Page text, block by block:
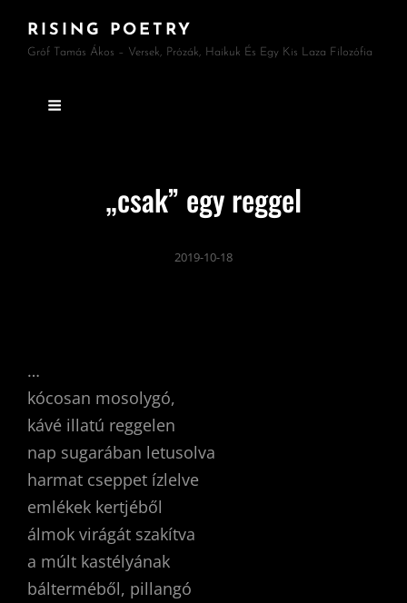
RISING POETRY
Gróf Tamás Ákos – Versek, Prózák, Haikuk És Egy Kis Laza Filozófia
„csak” egy reggel
2019-10-18
…
kócosan mosolygó,
kávé illatú reggelen
nap sugarában letusolva
harmat cseppet ízlelve
emlékek kertjéből
álmok virágát szakítva
a múlt kastélyának
bálterméből, pillangó